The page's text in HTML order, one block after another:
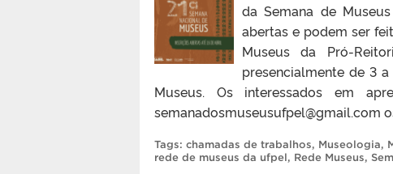
da Semana de
abertas e podem ser
Museus da Pró-
presencialmente de 3
Museus. Os interessados em
semanadosmuseusufpel@gmail.com
Tags: chamadas de trabalhos, Museologia,
rede de museus da ufpel, Rede Museus,